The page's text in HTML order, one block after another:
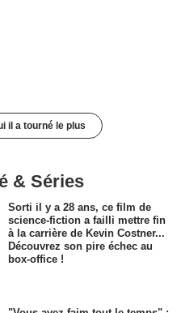
il a tourné le plus
& Séries
Sorti il y a 28 ans, ce film de
science-fiction a failli mettre fin
à la carrière de Kevin Costner...
Découvrez son pire échec au
box-office !